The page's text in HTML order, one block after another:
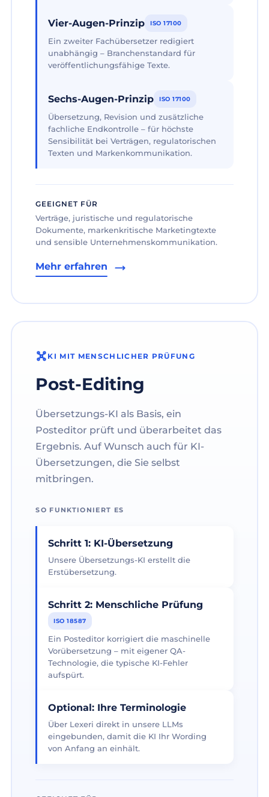
Vier-Augen-Prinzip ISO 17100
Ein zweiter Fachübersetzer redigiert
unabhängig – Branchenstandard für
veröffentlichungsfähige Texte.
Sechs-Augen-Prinzip ISO 17100
Übersetzung, Revision und zusätzliche
fachliche Endkontrolle – für höchste
Sensibilität bei Verträgen, regulatorischen
Texten und Markenkommunikation.
GEEIGNET FÜR
Verträge, juristische und regulatorische
Dokumente, markenkritische Marketingtexte
und sensible Unternehmenskommunikation.
Mehr erfahren
KI MIT MENSCHLICHER PRÜFUNG
Post-Editing
Übersetzungs-KI als Basis, ein
Posteditor prüft und überarbeitet das
Ergebnis. Auf Wunsch auch für KI-
Übersetzungen, die Sie selbst
mitbringen.
SO FUNKTIONIERT ES
Schritt 1: KI-Übersetzung
Unsere Übersetzungs-KI erstellt die
Erstübersetzung.
Schritt 2: Menschliche Prüfung
ISO 18587
Ein Posteditor korrigiert die maschinelle
Vorübersetzung – mit eigener QA-
Technologie, die typische KI-Fehler
aufspürt.
Optional: Ihre Terminologie
Über Lexeri direkt in unsere LLMs
eingebunden, damit die KI Ihr Wording
von Anfang an einhält.